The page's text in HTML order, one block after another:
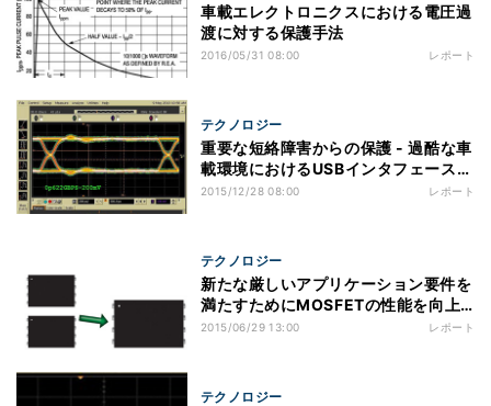
車載エレクトロニクスにおける電圧過
渡に対する保護手法
2016/05/31 08:00 レポート
テクノロジー
重要な短絡障害からの保護 - 過酷な車
載環境におけるUSBインタフェース開
発
2015/12/28 08:00 レポート
テクノロジー
新たな厳しいアプリケーション要件を
満たすためにMOSFETの性能を向上 -
パワー半導体の進歩がもたらす次世代
2015/06/29 13:00 レポート
テクノロジー